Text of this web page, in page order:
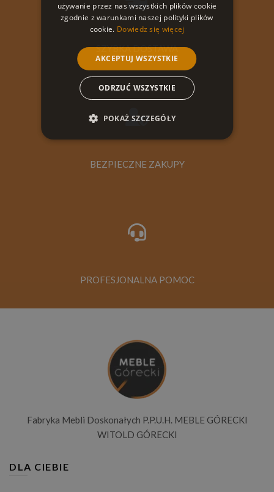
SZYBKA DOSTAWA
BEZPIECZNE ZAKUPY
PROFESJONALNA POMOC
Fabryka Mebli Doskonałych P.P.U.H. MEBLE GÓRECKI
WITOLD GÓRECKI
DLA CIEBIE
używanie przez nas wszystkich plików cookie
zgodnie z warunkami naszej polityki plików
cookie. Dowiedz się więcej
AKCEPTUJ WSZYSTKIE
ODRZUĆ WSZYSTKIE
POKAŻ SZCZEGÓŁY